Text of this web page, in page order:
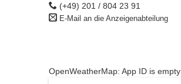
(+49) 201 / 804 23 91
E-Mail an die Anzeigenabteilung
OpenWeatherMap: App ID is empty